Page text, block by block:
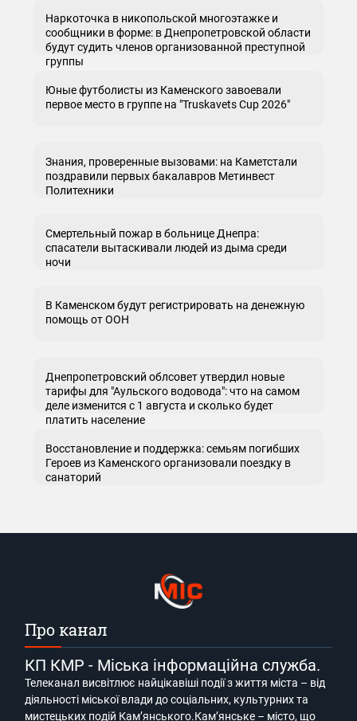
Наркоточка в никопольской многоэтажке и
сообщники в форме: в Днепропетровской области
будут судить членов организованной преступной
группы
Юные футболисты из Каменского завоевали
первое место в группе на "Truskavets Cup 2026"
Знания, проверенные вызовами: на Каметстали
поздравили первых бакалавров Метинвест
Политехники
Смертельный пожар в больнице Днепра:
спасатели вытаскивали людей из дыма среди
ночи
В Каменском будут регистрировать на денежную
помощь от ООН
Днепропетровский облсовет утвердил новые
тарифы для "Аульского водовода": что на самом
деле изменится с 1 августа и сколько будет
платить население
Восстановление и поддержка: семьям погибших
Героев из Каменского организовали поездку в
санаторий
Про канал
КП КМР - Міська інформаційна служба.
Телеканал висвітлює найцікавіші події з життя міста – від
діяльності міської влади до соціальних, культурних та
мистецьких подій Кам’янського.Кам’янське – місто, що